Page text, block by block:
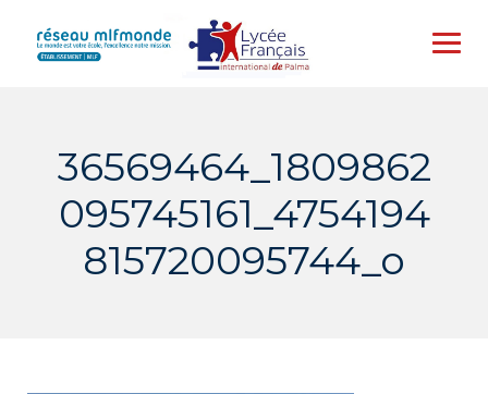
content
36569464_1809862
095745161_4754194
815720095744_o